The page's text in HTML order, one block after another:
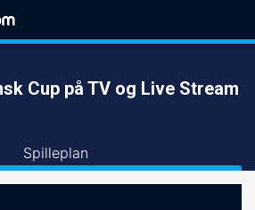
Cup på TV og Live Stream
Spilleplan